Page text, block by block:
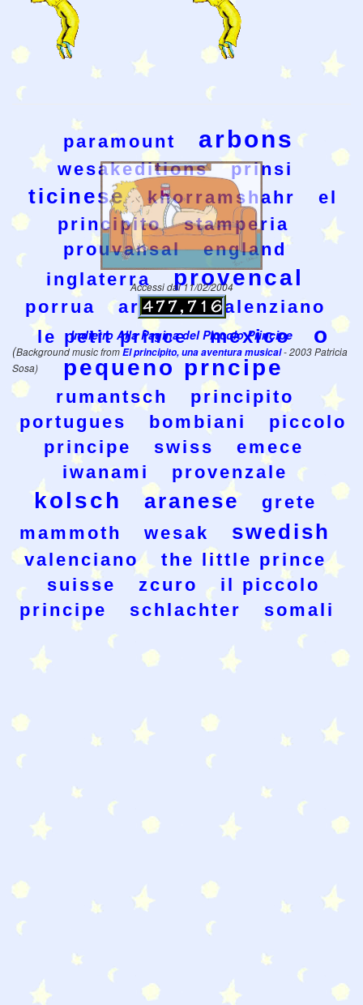
paramount arbons
wesakeditions prinsi
ticinese khorramshahr
el
principito
stamperia
prouvansal
england
inglaterra
provencal
porrua aranes
valenziano
le petit prince
mexico
o
pequeno prncipe
rumantsch
principito
portugues
bombiani
piccolo
principe
swiss
emece
iwanami
provenzale
kolsch aranese
grete
mammoth
wesak swedish
valenciano
the little prince
suisse
zcuro
il piccolo
principe
schlachter somali
Accessi dal 11/02/2004
Indietro Alla Pagina del Piccolo Principe
(Background music fromEl principito, una aventura musical- 2003 Patricia
Sosa)